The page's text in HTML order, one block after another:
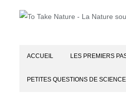
ACCUEIL LES PREMIERS
PETITES QUESTIONS DE